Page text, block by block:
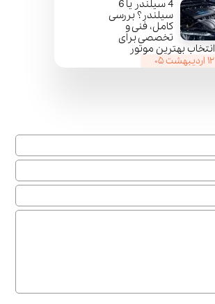
4 سیلندر یا 6
سیلندر؟ بررسی
کامل، فنی و
تخصصی برای
انتخاب بهترین موتور
۱۲ اردیبهشت ۰۵